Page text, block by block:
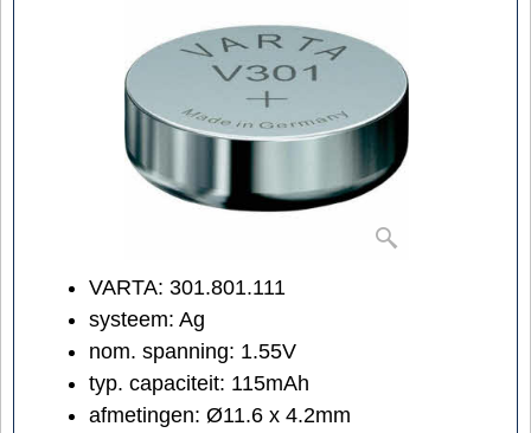
VARTA: 301.801.111
systeem: Ag
nom. spanning: 1.55V
typ. capaciteit: 115mAh
afmetingen: Ø11.6 x 4.2mm